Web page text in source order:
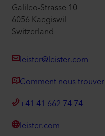
Galileo-Strasse 10
6056 Kaegiswil
Switzerland
leister@leister.com
Comment nous trouver
+41 41 662 74 74
leister.com